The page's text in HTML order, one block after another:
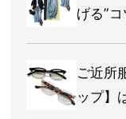
げる”
ご近所
ップ】